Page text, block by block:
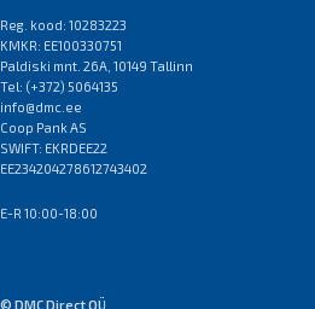
Reg. kood: 10283223
KMKR: EE100330751
Paldiski mnt. 26A, 10149 Tallinn
Tel: (+372) 5064135
info@dmc.ee
Coop Pank AS
SWIFT: EKRDEE22
EE234204278612743402
E-R 10:00-18:00
© DMC Direct OÜ